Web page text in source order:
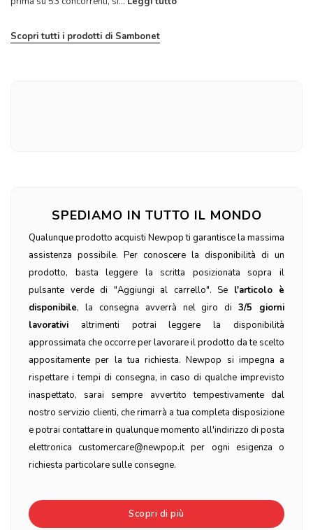
Scopri tutti i prodotti di Sambonet
SPEDIAMO IN TUTTO IL MONDO
Qualunque prodotto acquisti Newpop ti garantisce la massima
assistenza possibile. Per conoscere la disponibilità di un
prodotto, basta leggere la scritta posizionata sopra il
pulsante verde di "Aggiungi al carrello". Se l'articolo è
disponibile, la consegna avverrà nel giro di3/5 giorni
lavorativi altrimenti potrai leggere la disponibilità
approssimata che occorre per lavorare il prodotto da te scelto
appositamente per la tua richiesta. Newpop si impegna a
rispettare i tempi di consegna, in caso di qualche imprevisto
inaspettato, sarai sempre avvertito tempestivamente dal
nostro servizio clienti, che rimarrà a tua completa disposizione
e potrai contattare in qualunque momento all'indirizzo di posta
elettronica customercare@newpop.it per ogni esigenza o
richiesta particolare sulle consegne.
Scopri di più